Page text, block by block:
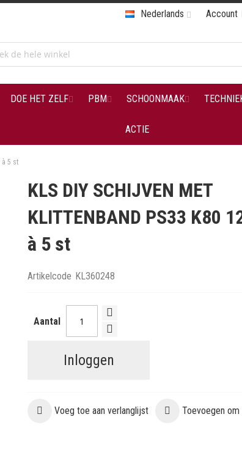
Account
Nederlands
DOE HET ZELF PBM SCHOONMAAK
ACTIE
à 5 st
KLS DIY SCHIJVEN MET
KLITTENBAND PS33 K80
à 5 st
Artikelcode KL360248
Aantal
Inloggen
Voeg toe aan verlanglijst Toevoegen